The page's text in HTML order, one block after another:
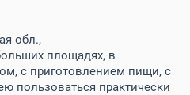
обл.,
площадях, в
с приготовлением пищи, с
практически